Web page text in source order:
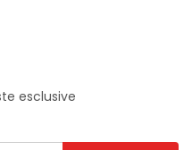
esclusive